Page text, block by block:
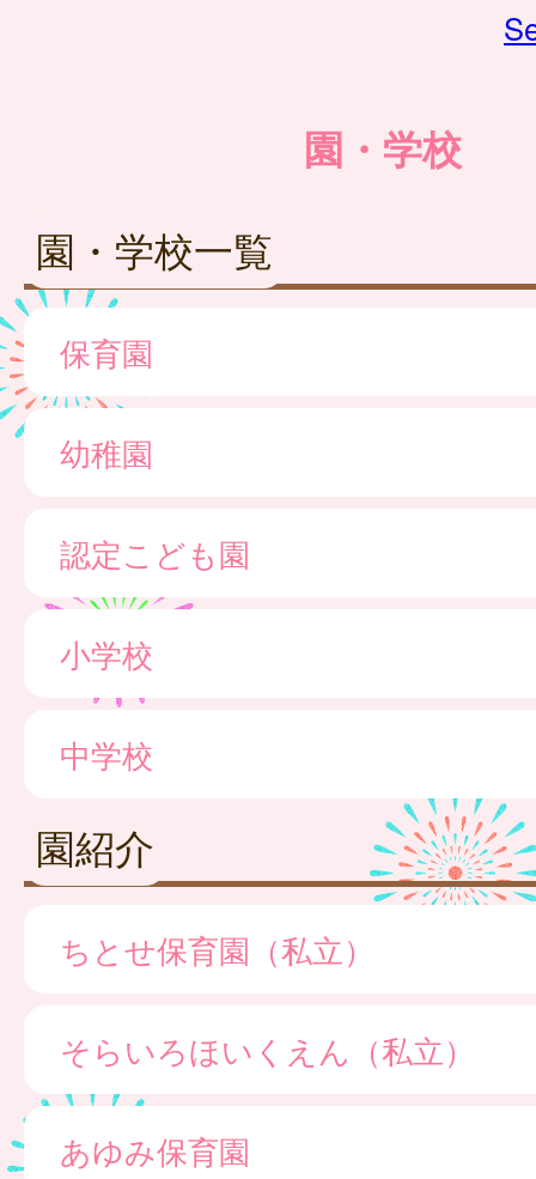
園・学校
園・学校一覧
保育園
幼稚園
認定こども園
小学校
中学校
園紹介
ちとせ保育園（私立）
そらいろほいくえん（私立）
あゆみ保育園